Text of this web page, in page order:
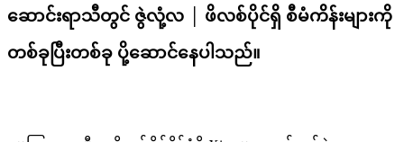
ဆောင်းရာသီတွင် ဇွဲလုံ့လ │ ဖိလစ်ပိုင်ရှိ စီမံကိန်းများကို
တစ်ခုပြီးတစ်ခု ပို့ဆောင်နေပါသည်။